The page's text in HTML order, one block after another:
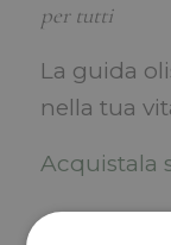
per tutti
La guida
nella tua
Acquistala